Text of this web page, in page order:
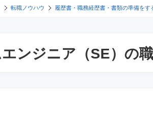
転職ノウハウ 履歴書・職務経歴書・書類の準備をす
ンジニア（SE）の